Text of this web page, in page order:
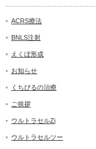
ACRS療法
BNLS注射
えくぼ形成
お知らせ
くちびるの治療
ご挨拶
ウルトラセルZi
ウルトラセルツー